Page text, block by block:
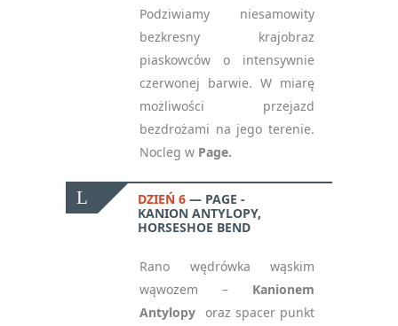
Podziwiamy niesamowity
bezkresny krajobraz
piaskowców o intensywnie
czerwonej barwie. W miarę
możliwości przejazd
bezdrożami na jego terenie.
Nocleg w Page.
DZIEŃ 6
PAGE -
KANION ANTYLOPY,
HORSESHOE BEND
Rano wędrówka wąskim
wąwozem – Kanionem
Antylopy oraz spacer punkt